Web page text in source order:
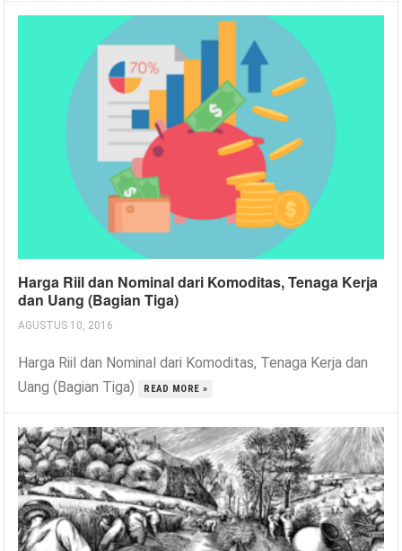
Harga Riil dan Nominal dari Komoditas, Tenaga Kerja
dan Uang (Bagian Tiga)
AGUSTUS 10, 2016
Harga Riil dan Nominal dari Komoditas, Tenaga Kerja dan
Uang (Bagian Tiga)
READ MORE »